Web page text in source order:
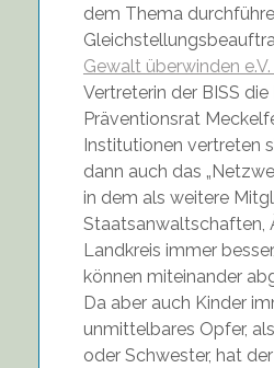
dem Thema
Gewalt überwinden
Vertreterin der BISS
Präventionsrat
Institutionen vertreten
dann auch das
in dem als weitere
Staatsanwaltschaften,
Landkreis immer
können miteinander
Da aber auch Kinder
unmittelbares Opfer,
oder Schwester, hat